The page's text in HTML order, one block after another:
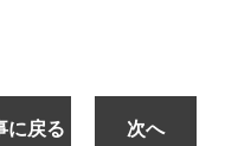
に戻る 次へ